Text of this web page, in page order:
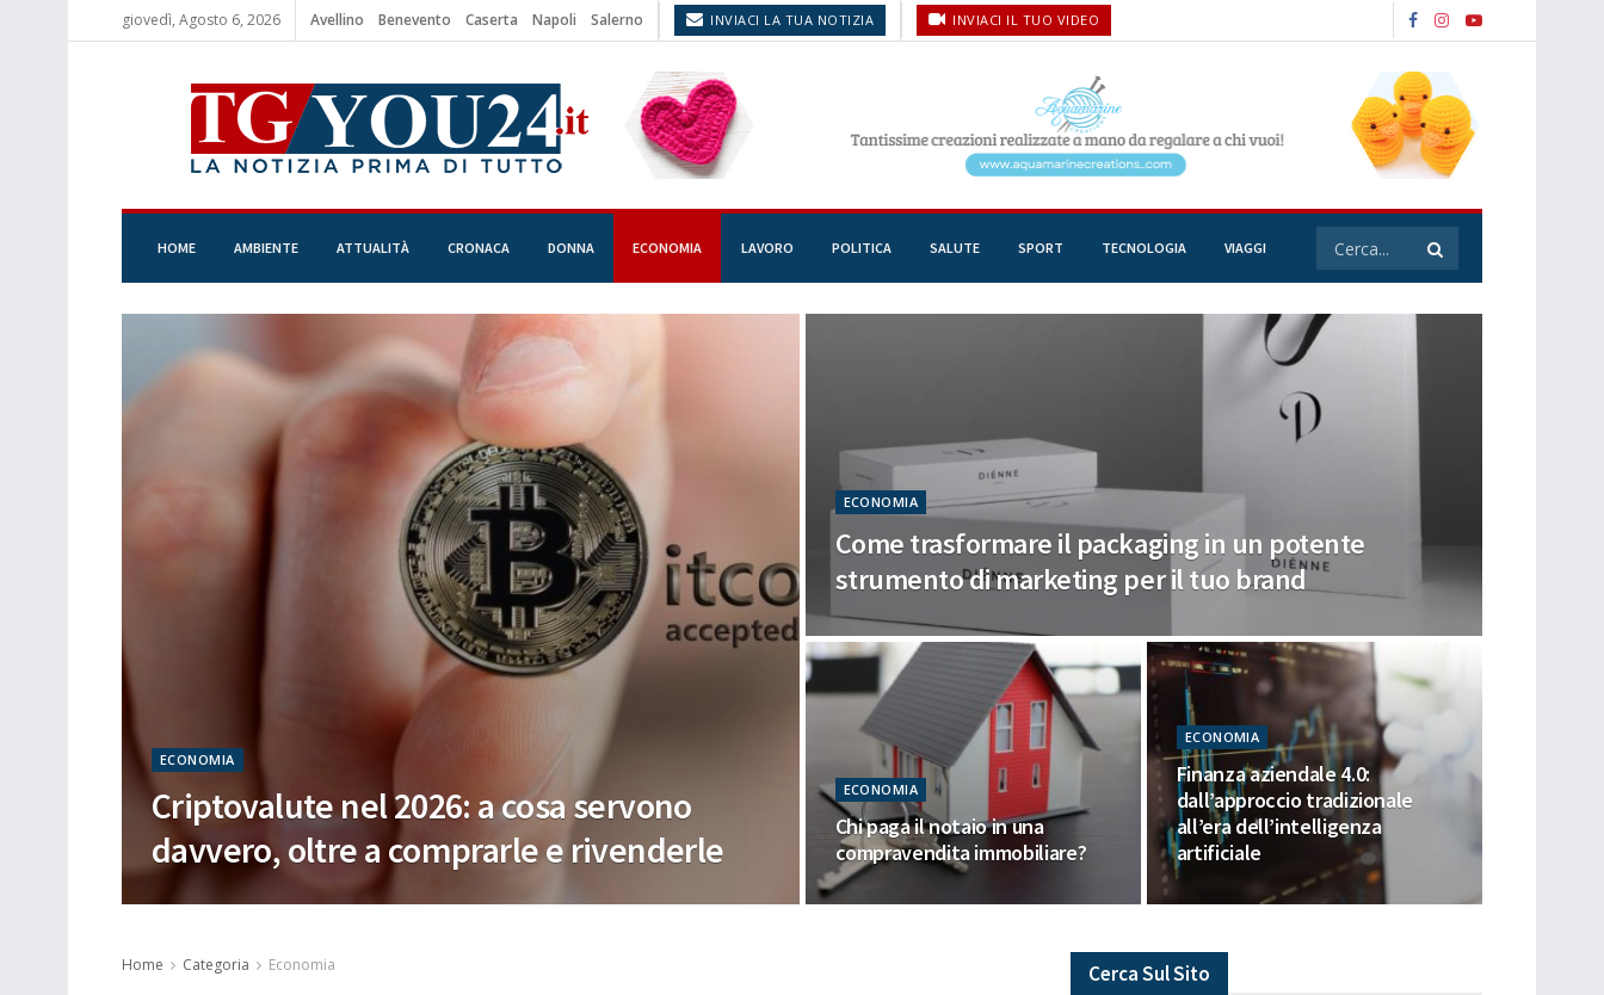
giovedì, Agosto 6, 2026 Avellino Benevento Caserta Napoli Salerno INVIACI LA TUA NOTIZIA INVIACI IL TUO VIDEO
HOME AMBIENTE ATTUALITÀ CRONACA DONNA ECONOMIA LAVORO POLITICA SALUTE SPORT TECNOLOGIA VIAGGI
ECONOMIA
Criptovalute nel 2026: a cosa servono
davvero, oltre a comprarle e rivenderle
ECONOMIA
Come trasformare il packaging in un potente
strumento di marketing per il tuo brand
ECONOMIA
Chi paga il notaio in una
compravendita immobiliare?
ECONOMIA
Finanza aziendale 4.0:
dall’approccio tradizionale
all’era dell’intelligenza
artificiale
Home Categoria Economia Cerca Sul Sito